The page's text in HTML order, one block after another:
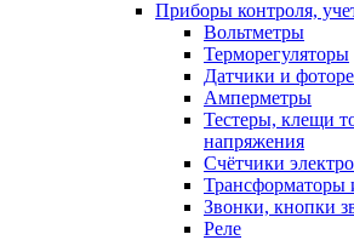
Приборы контроля,
Вольтметры
Терморегуляторы
Датчики и
Амперметры
Тестеры, клещи
напряжения
Счётчики
Трансформаторы
Звонки, кнопки
Реле